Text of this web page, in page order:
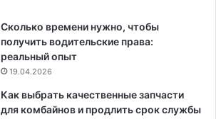
Сколько времени нужно, чтобы
получить водительские права:
реальный опыт
19.04.2026
Как выбрать качественные запчасти
для комбайнов и продлить срок службы